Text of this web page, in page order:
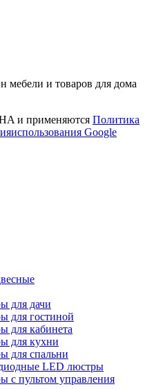
мебели и товаров для дома
и применяются Политика
Google
для дачи
для гостиной
для кабинета
для кухни
для спальни
LED люстры
с пультом управления